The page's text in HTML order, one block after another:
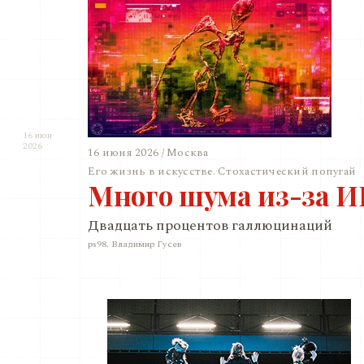
16 июня 2026 / Москва
Его жизнь в искусстве. Стохастический попугай
Много шума из-за
Двадцать процентов галлюцинаций
ps98. Владимир Гусев
16 июн
2026